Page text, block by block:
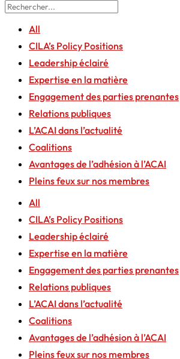
All
CILA’s Policy Positions
Leadership éclairé
Expertise en la matière
Engagement des parties prenantes
Relations publiques
L’ACAI dans l’actualité
Coalitions
Avantages de l’adhésion à l’ACAI
Pleins feux sur nos membres
All
CILA’s Policy Positions
Leadership éclairé
Expertise en la matière
Engagement des parties prenantes
Relations publiques
L’ACAI dans l’actualité
Coalitions
Avantages de l’adhésion à l’ACAI
Pleins feux sur nos membres